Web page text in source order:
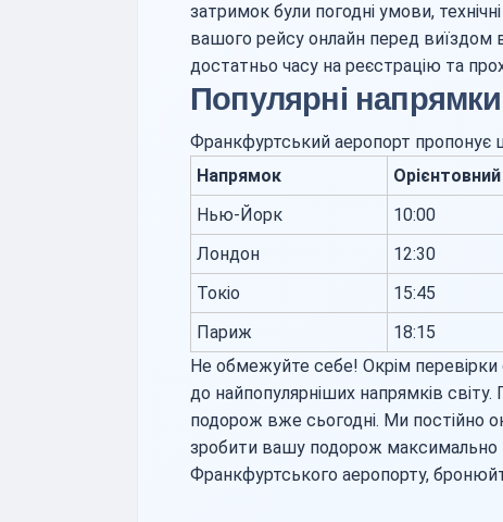
затримок були погодні умови,
вашого рейсу онлайн перед
достатньо часу на реєстрацію та
Популярні
Франкфуртський аеропорт пропонує
Напрямок
Нью-Йорк
10:00
Лондон
12:30
Токіо
15:45
Париж
18:15
Не обмежуйте себе! Окрім
до найпопулярніших напрямків світу.
подорож вже сьогодні. Ми постійно
зробити вашу подорож максимально
Франкфуртського аеропорту,